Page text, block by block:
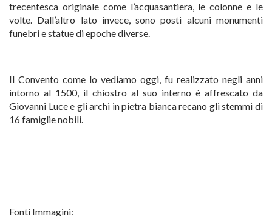
trecentesca originale come l’acquasantiera, le colonne e le
volte. Dall’altro lato invece, sono posti alcuni monumenti
funebri e statue di epoche diverse.
Il Convento come lo vediamo oggi, fu realizzato negli anni
intorno al 1500, il chiostro al suo interno è affrescato da
Giovanni Luce e gli archi in pietra bianca recano gli stemmi di
16 famiglie nobili.
Fonti Immagini: